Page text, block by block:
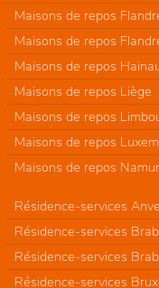
Maisons de repos
Maisons de repos
Maisons de repos
Maisons de repos Liège
Maisons de repos
Maisons de repos
Maisons de repos Namur
Résidence-services
Résidence-services
Résidence-services
Résidence-services